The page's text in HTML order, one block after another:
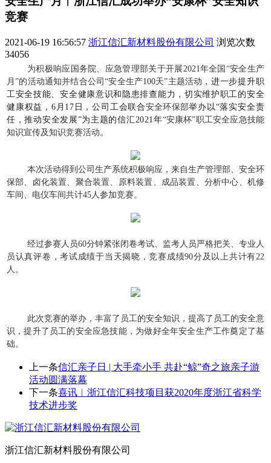
竞赛
2021-06-19 16:56:57 浙江信汇新材料股份有限公司 浏览次数
34056
为积极响应国务院、应急管理部关于开展2021年全国“安全生产
月”的活动通知并结合公司“安全生产100天”主题活动 ，进一步提升职
工安全技能、安全健康意识和隐患排查能力，切实维护职工的安全
健康权益，6月17日，公司工会联合安全环保部举办以“落实安全责
任，推动安全发展”为主题的信汇2021年“安康杯”职工安全应急技能
知识宣传及知识竞赛活动。
本次活动得到公司生产系统积极响应，来自生产管理部、安全环
保部、卤化装置、聚合装置、原料装置、成品装置、分析中心、机修
车间、电仪车间共计45人参加竞赛。
经过参赛人员60分钟紧张闭卷考试、监考人员严格把关、专业人
员认真评卷，考试成绩于当天揭晓，竞赛成绩90分及以上共计有22
人。
此次竞赛的举办，丰富了员工的安全知识，提高了员工的安全意
识，提升了员工的安全应急技能，为做好全年安全生产工作奠定了基
础。
上一条信汇亲子日 | 大手牵小手 共赴“鲸”奇之旅亲子游
活动圆满落幕
下一条喜讯︱浙江信汇科技项目获2020年度浙江省科学
技术进步奖
浙江信汇新材料股份有限公司